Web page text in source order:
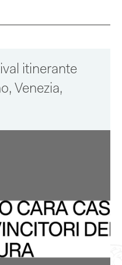
itinerante
Venezia,